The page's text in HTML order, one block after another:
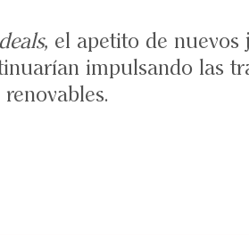
deals, el apetito de nuevos
impulsando las